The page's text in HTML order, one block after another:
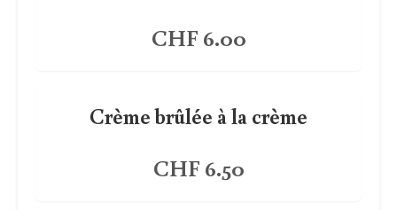
CHF 6.00
Crème brûlée à la crème
CHF 6.50